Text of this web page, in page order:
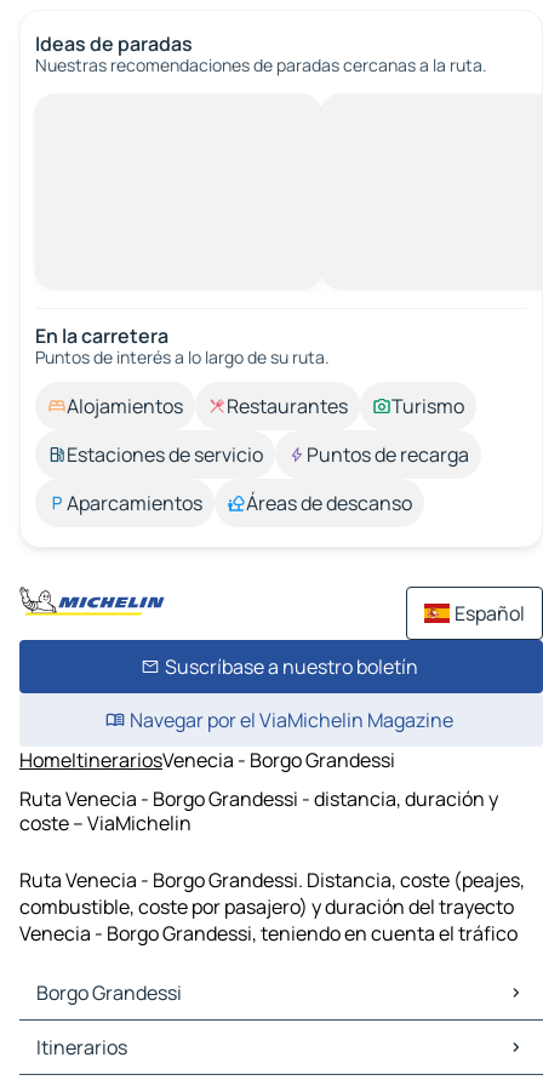
Ideas de paradas
Nuestras recomendaciones de paradas cercanas a la ruta.
En la carretera
Puntos de interés a lo largo de su ruta.
Alojamientos Restaurantes
Turismo
Estaciones de servicio
Puntos de recarga
Aparcamientos
Áreas de descanso
Español
Suscríbase a nuestro boletín
Navegar por el ViaMichelin Magazine
HomeItinerariosVenecia - Borgo Grandessi
Ruta Venecia - Borgo Grandessi - distancia, duración y
coste – ViaMichelin
Ruta Venecia - Borgo Grandessi. Distancia, coste (peajes,
combustible, coste por pasajero) y duración del trayecto
Venecia - Borgo Grandessi, teniendo en cuenta el tráfico
Borgo Grandessi
Borgo Grandessi Mapas Planos
Borgo Grandessi Trafico
Itinerarios